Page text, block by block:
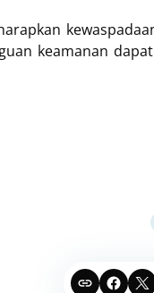
keamanan